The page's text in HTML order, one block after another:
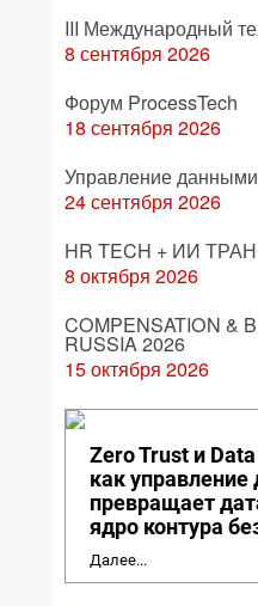
III Международный
8 сентября 2026
Форум ProcessTech
18 сентября 2026
Управление
24 сентября 2026
HR TECH + ИИ
8 октября 2026
COMPENSATION &
RUSSIA 2026
15 октября 2026
Zero Trust и
как
превращает
ядро контура
Далее...